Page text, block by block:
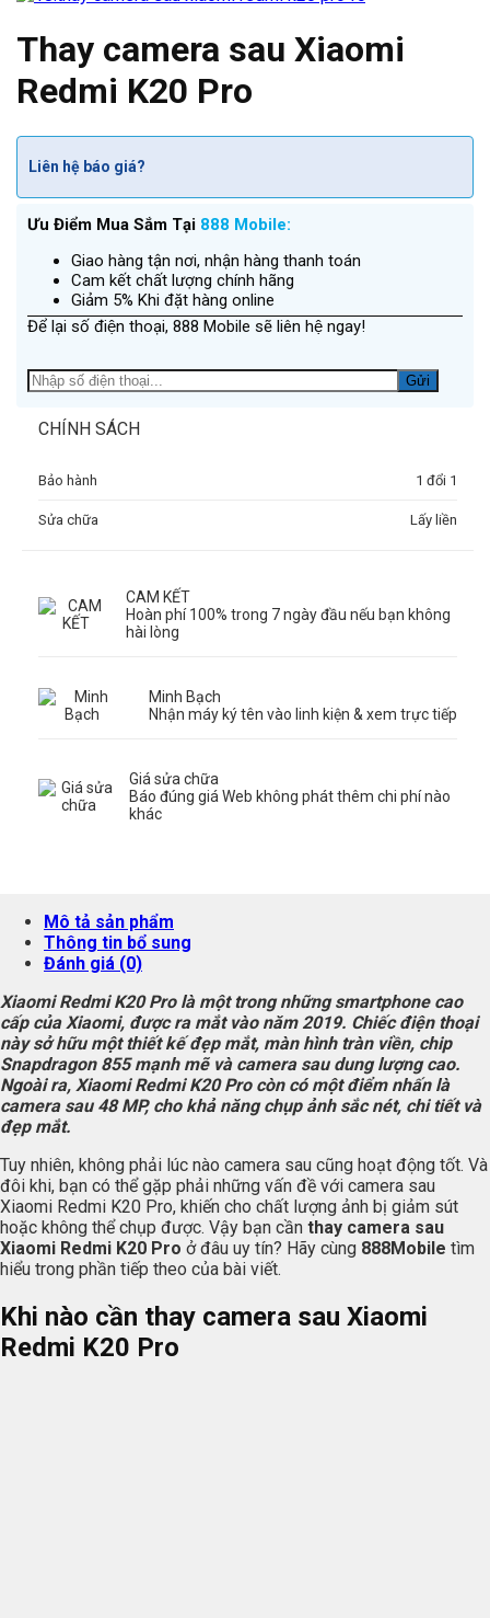
Thay camera sau Xiaomi
Redmi K20 Pro
Liên hệ báo giá?
Ưu Điểm Mua Sắm Tại 888 Mobile:
Giao hàng tận nơi, nhận hàng thanh toán
Cam kết chất lượng chính hãng
Giảm 5% Khi đặt hàng online
Để lại số điện thoại, 888 Mobile sẽ liên hệ ngay!
CHÍNH SÁCH
Bảo hành 1 đổi 1
Sửa chữa Lấy liền
CAM KẾT
Hoàn phí 100% trong 7 ngày đầu nếu bạn không
hài lòng
Minh Bạch
Nhận máy ký tên vào linh kiện & xem trực tiếp
Giá sửa chữa
Báo đúng giá Web không phát thêm chi phí nào
khác
Mô tả sản phẩm
Thông tin bổ sung
Đánh giá (0)
Xiaomi Redmi K20 Pro là một trong những smartphone cao
cấp của Xiaomi, được ra mắt vào năm 2019. Chiếc điện thoại
này sở hữu một thiết kế đẹp mắt, màn hình tràn viền, chip
Snapdragon 855 mạnh mẽ và camera sau dung lượng cao.
Ngoài ra, Xiaomi Redmi K20 Pro còn có một điểm nhấn là
camera sau 48 MP, cho khả năng chụp ảnh sắc nét, chi tiết và
đẹp mắt.
Tuy nhiên, không phải lúc nào camera sau cũng hoạt động tốt. Và
đôi khi, bạn có thể gặp phải những vấn đề với camera sau
Xiaomi Redmi K20 Pro, khiến cho chất lượng ảnh bị giảm sút
hoặc không thể chụp được. Vậy bạn cần thay camera sau
Xiaomi Redmi K20 Pro ở đâu uy tín? Hãy cùng 888Mobile tìm
hiểu trong phần tiếp theo của bài viết.
Khi nào cần thay camera sau Xiaomi
Redmi K20 Pro